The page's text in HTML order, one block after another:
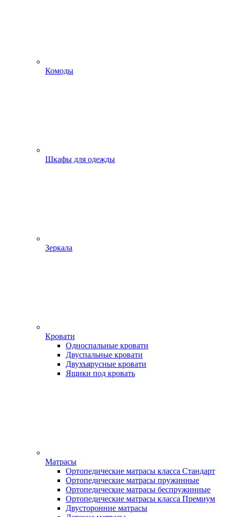
Комоды
Шкафы для одежды
Зеркала
Кровати
Односпальные кровати
Двуспальные кровати
Двухъярусные кровати
Ящики под кровать
Матрасы
Ортопедические матрасы класса Стандарт
Ортопедические матрасы пружинные
Ортопедические матрасы беспружинные
Ортопедические матрасы класса Премиум
Двусторонние матрасы